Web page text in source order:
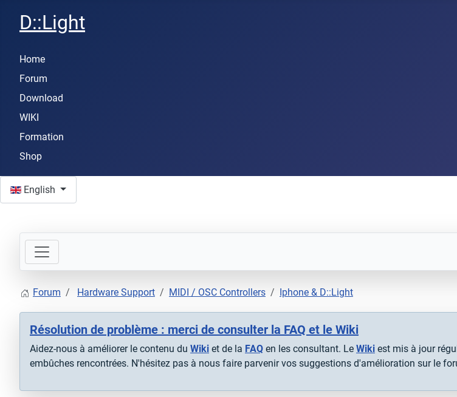
D::Light
Home
Forum
Download
WIKI
Formation
Shop
English
Forum Hardware Support MIDI / OSC Controllers Iphone & D::Light
Résolution de problème : merci de consulter la FAQ et le Wiki
Aidez-nous à améliorer le contenu du Wiki et de la FAQ en les consultant. Le Wiki est mis à jour
embûches rencontrées. N'hésitez pas à nous faire parvenir vos suggestions d'amélioration sur le